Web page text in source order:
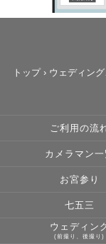
トップ› ウェディン
ご利用の流
カメラマン一
お宮参り
七五三
ウェディン
(前撮り、後撮り)